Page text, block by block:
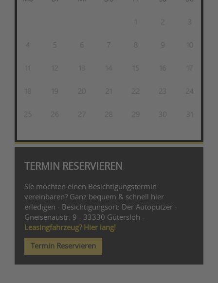
TERMIN RESERVIEREN
Sie möchten einen Besichtigungstermin
vereinbaren? Ganz bequem & schnell hier
erledigen - Besichtigungsort: Der Autoputzer -
Gneisenaustr. 9 - 33330 Gütersloh -
Leasingfahrzeug? Hier lang!
Termin Reservieren